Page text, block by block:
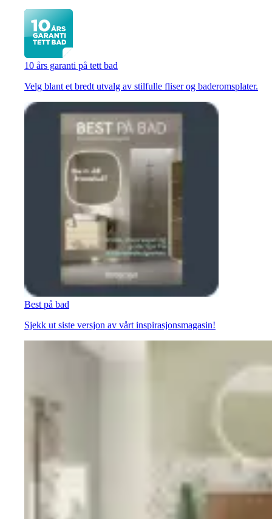
10 års garanti på tett bad
Velg blant et bredt utvalg av stilfulle fliser og baderomsplater.
Best på bad
Sjekk ut siste versjon av vårt inspirasjonsmagasin!